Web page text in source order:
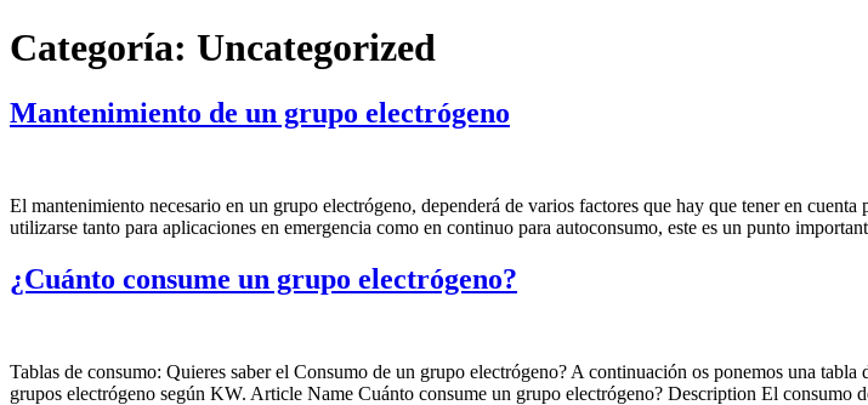
Categoría: Uncategorized
Mantenimiento de un grupo electrógeno
El mantenimiento necesario en un grupo electrógeno, dependerá de varios factores que hay que tener en
utilizarse tanto para aplicaciones en emergencia como en continuo para autoconsumo, este es un punto
¿Cuánto consume un grupo electrógeno?
Tablas de consumo: Quieres saber el Consumo de un grupo electrógeno? A continuación os ponemos una
grupos electrógeno según KW. Article Name Cuánto consume un grupo electrógeno? Description El